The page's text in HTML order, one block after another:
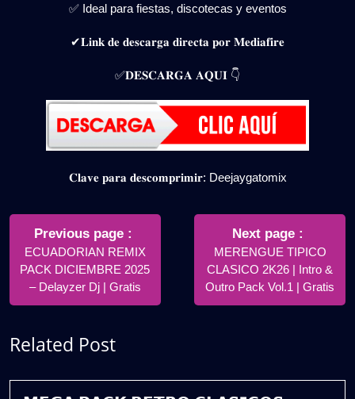
✅ Ideal para fiestas, discotecas y eventos
✔𝐋𝐢𝐧𝐤 𝐝𝐞 𝐝𝐞𝐬𝐜𝐚𝐫𝐠𝐚 𝐝𝐢𝐫𝐞𝐜𝐭𝐚 𝐩𝐨𝐫 𝐌𝐞𝐝𝐢𝐚𝐟𝐢𝐫𝐞
✅𝐃𝐄𝐒𝐂𝐀𝐑𝐆𝐀 𝐀𝐐𝐔𝐈 👇
𝐂𝐥𝐚𝐯𝐞 𝐩𝐚𝐫𝐚 𝐝𝐞𝐬𝐜𝐨𝐦𝐩𝐫𝐢𝐦𝐢𝐫: Deejaygatomix
Navegación
entradas
Previous page
Posts
ECUADORIAN REMIX
PACK DICIEMBRE 2025
– Delayzer Dj | Gratis
Next page
Posts
MERENGUE TIPICO
CLASICO 2K26 | Intro &
Outro Pack Vol.1 | Gratis
Related Post